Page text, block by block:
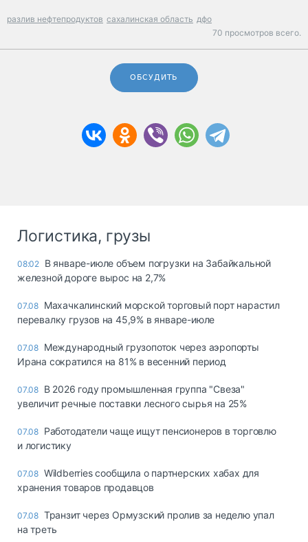
разлив нефтепродуктов сахалинская область дфо
70 просмотров всего.
ОБСУДИТЬ
Логистика, грузы
08:02 В январе-июле объем погрузки на Забайкальной
железной дороге вырос на 2,7%
07.08 Махачкалинский морской торговый порт нарастил
перевалку грузов на 45,9% в январе-июле
07.08 Международный грузопоток через аэропорты
Ирана сократился на 81% в весенний период
07.08 В 2026 году промышленная группа "Свеза"
увеличит речные поставки лесного сырья на 25%
07.08 Работодатели чаще ищут пенсионеров в торговлю
и логистику
07.08 Wildberries сообщила о партнерских хабах для
хранения товаров продавцов
07.08 Транзит через Ормузский пролив за неделю упал
на треть